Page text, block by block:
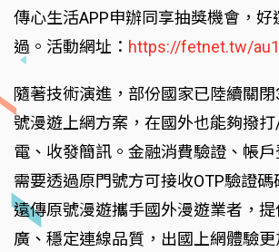
傳心生活APP申辦同享抽獎機會，
過。活動網址： https://fetnet.tw/
隨著技術演進，部份國家已陸續關
號漫遊上網方案，在國外也能夠撥
電、收發簡訊。金融消費驗證、帳
需要透過原門號方可接收OTP驗證碼
遠傳原號漫遊攜手國外漫遊業者，
廣、穩定連線品質，出國上網體驗更